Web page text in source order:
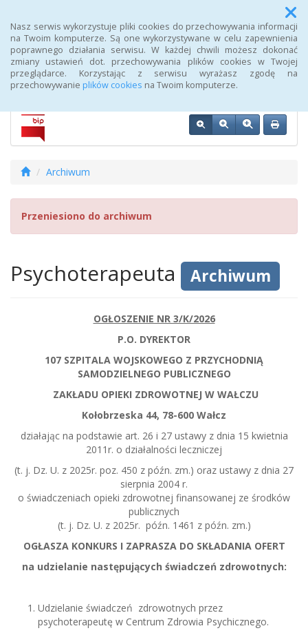
Nasz serwis wykorzystuje pliki cookies do przechowywania informacji
na Twoim komputerze. Są one wykorzystywane w celu zapewnienia
poprawnego działania serwisu. W każdej chwili możesz dokonać
zmiany ustawień dot. przechowywania plików cookies w Twojej
przeglądarce. Korzystając z serwisu wyrażasz zgodę na
przechowywanie plików cookies na Twoim komputerze.
Menu
Biuletyn Informacji Publicznej 107 Szpitala Wojskowego z
Przychodnią SPZOZ w Wałczu
Archiwum
Przeniesiono do archiwum
Psychoterapeuta Archiwum
OGŁOSZENIE NR 3/K/2026
P.O. DYREKTOR
107 SZPITALA WOJSKOWEGO Z PRZYCHODNIĄ
SAMODZIELNEGO PUBLICZNEGO
ZAKŁADU OPIEKI ZDROWOTNEJ W WAŁCZU
Kołobrzeska 44, 78-600 Wałcz
działając na podstawie art. 26 i 27 ustawy z dnia 15 kwietnia
2011r. o działalności leczniczej
(t. j. Dz. U. z 2025r. poz. 450 z późn. zm.) oraz ustawy z dnia 27
sierpnia 2004 r.
o świadczeniach opieki zdrowotnej finansowanej ze środków
publicznych
(t. j. Dz. U. z 2025r. późn. 1461 z późn. zm.)
OGŁASZA KONKURS I ZAPRASZA DO SKŁADANIA OFERT
na udzielanie następujących świadczeń zdrowotnych:
Udzielanie świadczeń zdrowotnych przez
psychoterapeutę w Centrum Zdrowia Psychicznego.